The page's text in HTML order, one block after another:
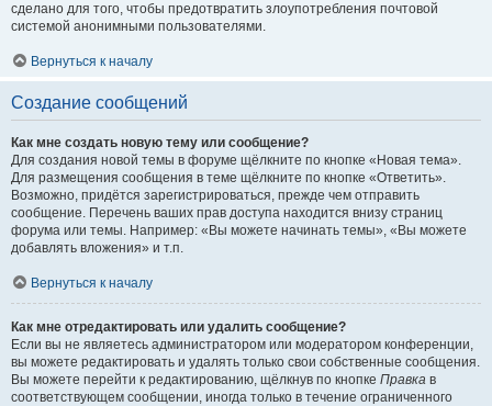
сделано для того, чтобы предотвратить злоупотребления почтовой
системой анонимными пользователями.
Вернуться к началу
Создание сообщений
Как мне создать новую тему или сообщение?
Для создания новой темы в форуме щёлкните по кнопке «Новая тема».
Для размещения сообщения в теме щёлкните по кнопке «Ответить».
Возможно, придётся зарегистрироваться, прежде чем отправить
сообщение. Перечень ваших прав доступа находится внизу страниц
форума или темы. Например: «Вы можете начинать темы», «Вы можете
добавлять вложения» и т.п.
Вернуться к началу
Как мне отредактировать или удалить сообщение?
Если вы не являетесь администратором или модератором конференции,
вы можете редактировать и удалять только свои собственные сообщения.
Вы можете перейти к редактированию, щёлкнув по кнопке Правка в
соответствующем сообщении, иногда только в течение ограниченного